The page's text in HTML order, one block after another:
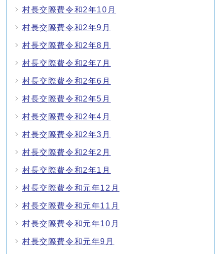
村長交際費令和2年10月
村長交際費令和2年9月
村長交際費令和2年8月
村長交際費令和2年7月
村長交際費令和2年6月
村長交際費令和2年5月
村長交際費令和2年4月
村長交際費令和2年3月
村長交際費令和2年2月
村長交際費令和2年1月
村長交際費令和元年12月
村長交際費令和元年11月
村長交際費令和元年10月
村長交際費令和元年9月